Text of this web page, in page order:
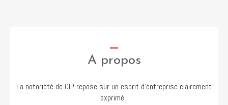
A propos
La notoriété de CIP repose sur un esprit d’entreprise clairement
exprimé :